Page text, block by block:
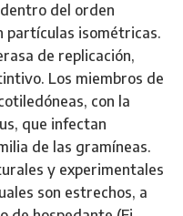
del orden
partículas isométricas.
de replicación,
Los miembros de
con la
que infectan
de las gramíneas.
y experimentales
son estrechos, a